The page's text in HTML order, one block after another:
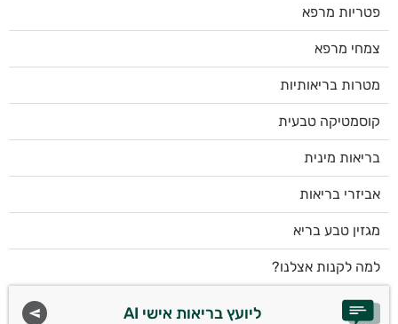
פטריות מרפא
צמחי מרפא
מטרות בריאותיות
קוסמטיקה טבעית
בריאות מינית
אביזרי בריאות
מגזין טבע בריא
למה לקנות אצלנו?
ליועץ בריאות אישי AI